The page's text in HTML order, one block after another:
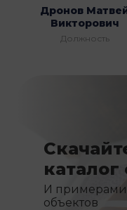
Дронов
Викторович
Должность
И примерами
объектов